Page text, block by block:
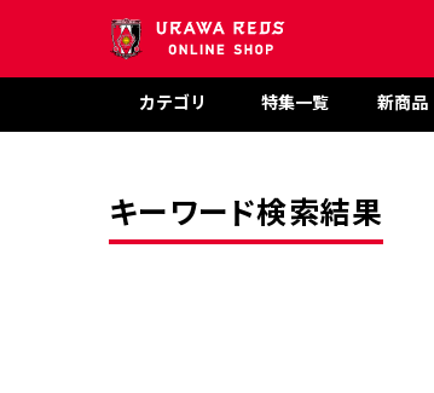
カテゴリ 特集一覧 新商品
キーワード検索結果